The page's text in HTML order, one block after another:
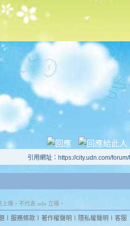
引用網址：https://city.udn.com/
傳，不代表 udn 立場。
服務條款 著作權聲明 隱私權聲明 客服